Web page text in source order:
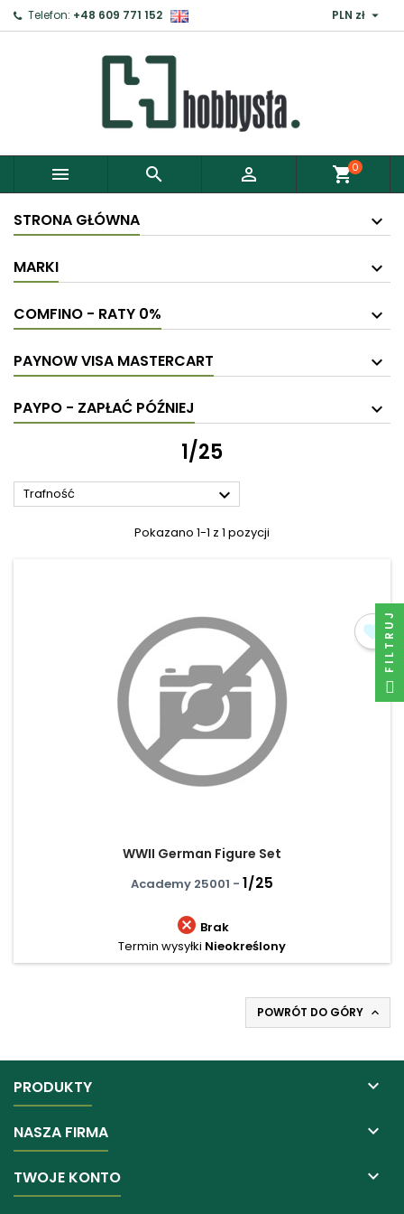
Telefon: +48 609 771 152 PLN zł 
   shopping_cart0
STRONA GŁÓWNA
MARKI
COMFINO - RATY 0%
PAYNOW VISA MASTERCART
PAYPO - ZAPŁAĆ PÓŹNIEJ
1/25
Trafność 
Pokazano 1-1 z 1 pozycji
WWII German Figure Set
Academy 25001 - 1/25
 Brak
Termin wysyłki Nieokreślony
POWRÓT DO GÓRY 
PRODUKTY 
NASZA FIRMA 
TWOJE KONTO 
Zaloguj ×
Aby zapisać produkty do Schowka, musisz się
Anuluj Zaloguj
FILTRUJ